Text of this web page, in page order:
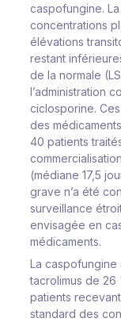
caspofungine.
concentrations
élévations
restant
de la normale
l’administration
ciclosporine.
des
40 patients
(médiane 17,5
grave n’a été
surveillance
envisagée en
médicaments.
La caspofungine
tacrolimus de 26
patients
standard des